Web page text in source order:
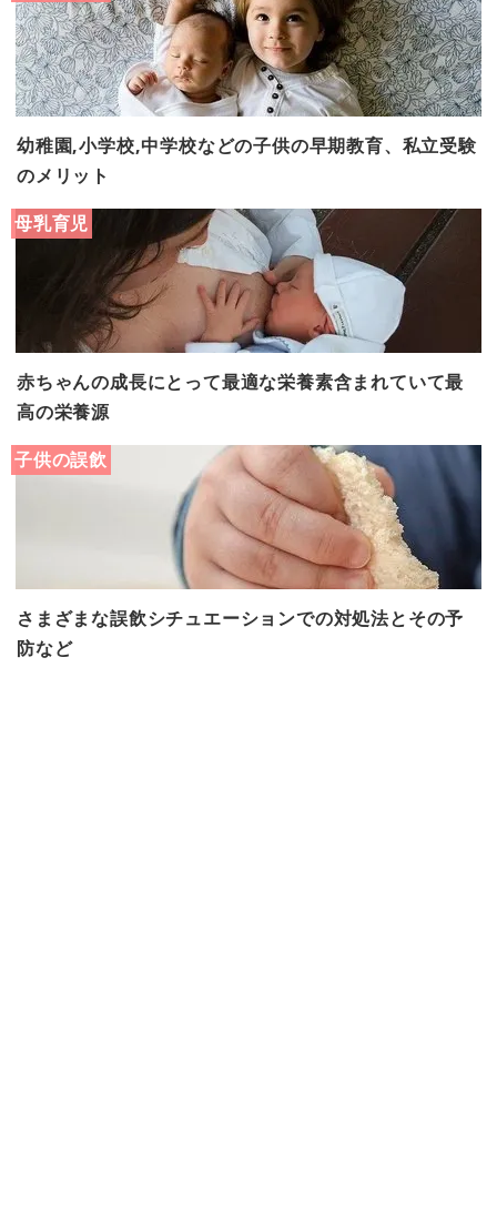
幼稚園,小学校,中学校などの子供の早期教育、私立受験
のメリット
母乳育児
赤ちゃんの成長にとって最適な栄養素含まれていて最
高の栄養源
子供の誤飲
さまざまな誤飲シチュエーションでの対処法とその予
防など